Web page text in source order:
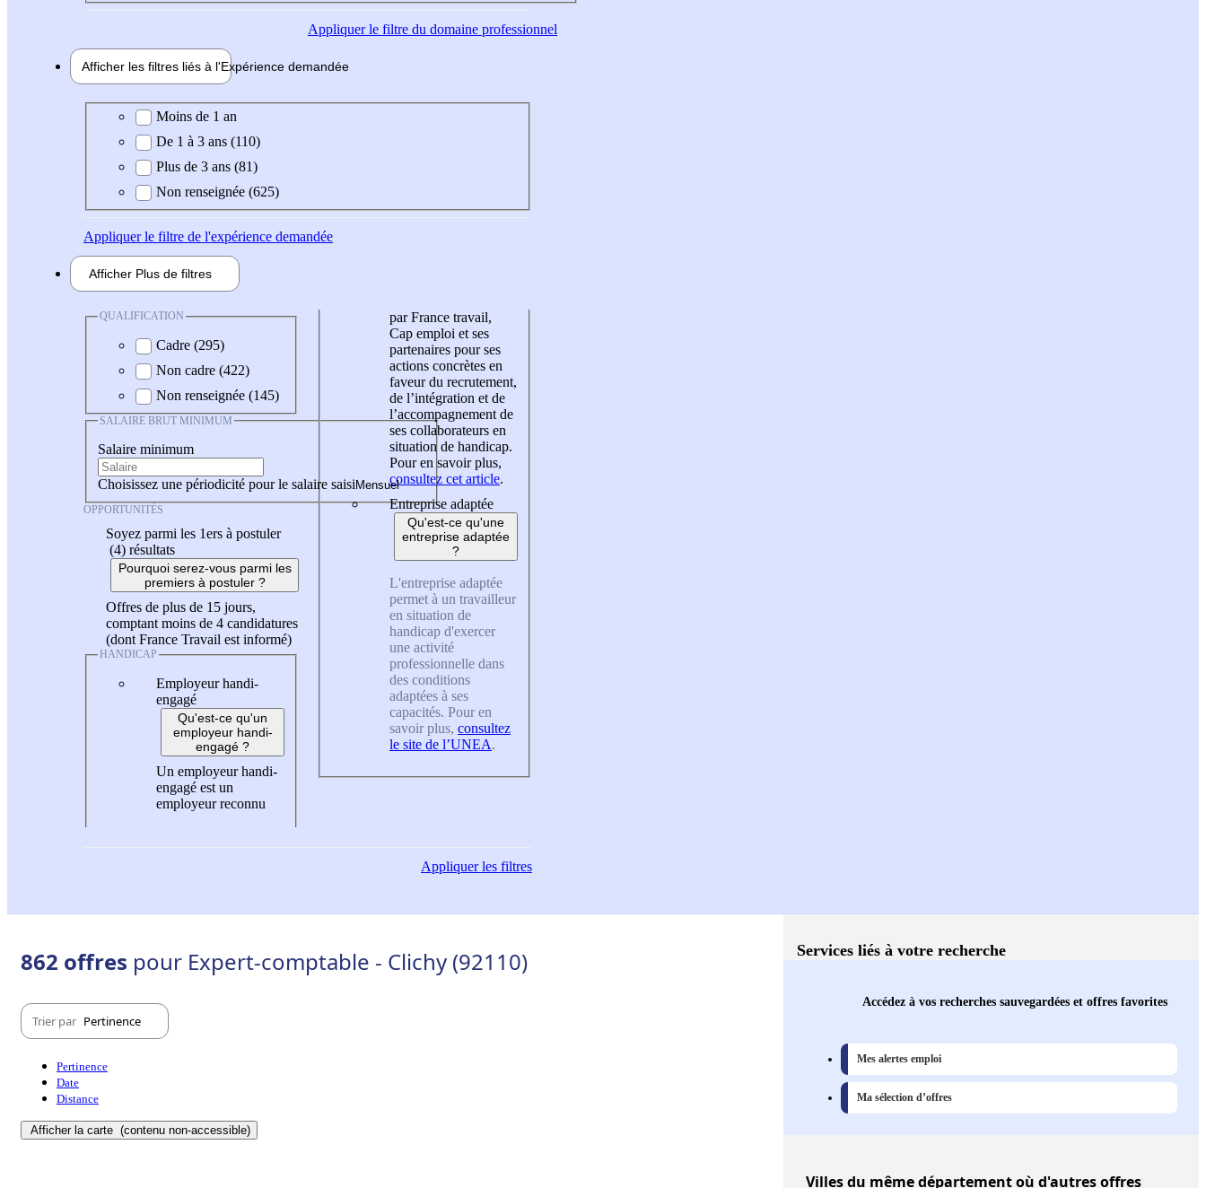
Appliquerle filtre du domaine professionnel
Afficher les filtres liés à l'Expérience demandée
Expérience demandée
Moins de 1 an
De 1 à 3 ans (110)
Plus de 3 ans (81)
Non renseignée (625)
Appliquerle filtre de l'expérience demandée
Afficher Plus de filtres
QUALIFICATION
Cadre (295)
Non cadre (422)
Non renseignée (145)
SALAIRE BRUT MINIMUM
Salaire minimum
Choisissez une périodicité pour le salaire saisi
OPPORTUNITÉS
Soyez parmi les 1ers à postuler
(4) résultats
Pourquoi serez-vous parmi les
premiers à postuler ?
Offres de plus de 15 jours,
comptant moins de 4 candidatures
(dont France Travail est informé)
HANDICAP
Employeur handi-
engagé
Qu'est-ce qu'un
employeur handi-
engagé ?
Un employeur handi-
engagé est un
employeur reconnu
par France travail,
Cap emploi et ses
partenaires pour ses
actions concrètes en
faveur du recrutement,
de l’intégration et de
l’accompagnement de
ses collaborateurs en
situation de handicap.
Pour en savoir plus,
consultez cet article.
Entreprise adaptée
Qu'est-ce qu'une
entreprise adaptée
?
L'entreprise adaptée
permet à un travailleur
en situation de
handicap d'exercer
une activité
professionnelle dans
des conditions
adaptées à ses
capacités. Pour en
savoir plus, consultez
le site de l’UNEA.
Appliquerles filtres
862 offres pour Expert-comptable - Clichy (92110)
Trier par Pertinence
Pertinence
Date
Distance
Afficher la carte (contenu non-accessible)
Services liés à votre recherche
Accédez à vos recherches sauvegardées et offres favorites
Mes alertes emploi
Ma sélection d’offres
Villesdu même département où d'autres offres